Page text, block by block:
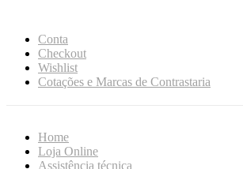
Conta
Checkout
Wishlist
Cotações e Marcas de Contrastaria
Home
Loja Online
Assistência técnica